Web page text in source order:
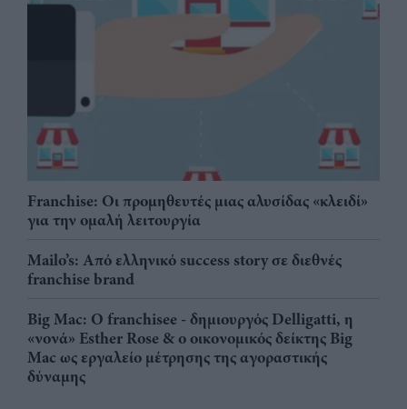
Franchise: Οι προμηθευτές μιας αλυσίδας «κλειδί»
για την ομαλή λειτουργία
Mailo’s: Από ελληνικό success story σε διεθνές
franchise brand
Big Mac: Ο franchisee - δημιουργός Delligatti, η
«νονά» Esther Rose & ο οικονομικός δείκτης Big
Mac ως εργαλείο μέτρησης της αγοραστικής
δύναμης